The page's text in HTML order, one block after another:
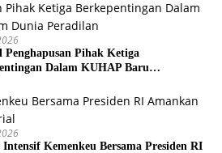
Penghapusan Pihak Ketiga
Dalam KUHAP Baru
Intensif Kemenkeu Bersama Presiden RI